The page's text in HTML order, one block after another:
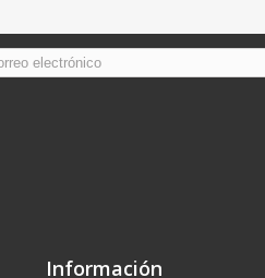
Información